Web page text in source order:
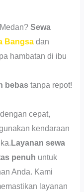
Sewa
Bangsa dan
hambatan di ibu
bebas tanpa repot!
cepat,
kendaraan
Layanan sewa
penuh untuk
Anda. Kami
layanan